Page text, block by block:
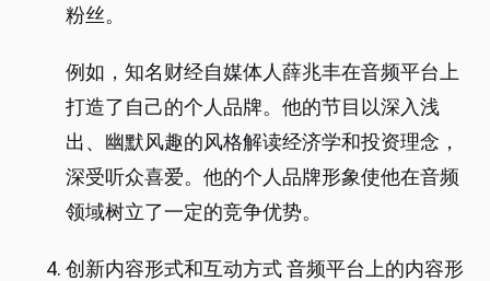
粉丝。
例如，知名财经自媒体人薛兆丰在音频平台上
打造了自己的个人品牌。他的节目以深入浅
出、幽默风趣的风格解读经济学和投资理念，
深受听众喜爱。他的个人品牌形象使他在音频
领域树立了一定的竞争优势。
创新内容形式和互动方式 音频平台上的内容形